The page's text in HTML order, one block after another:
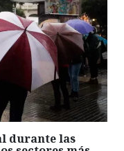
durante las